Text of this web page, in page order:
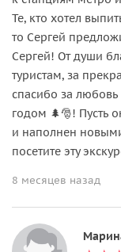
Те, кто хотел
то Сергей
Сергей! От души
туристам, за
спасибо за
годом 🌲🎅! Пусть
и наполнен
посетите эту
8 месяцев назад